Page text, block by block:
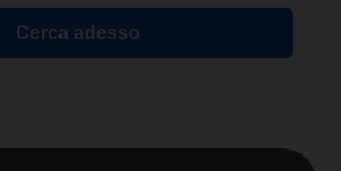
Cerca adesso